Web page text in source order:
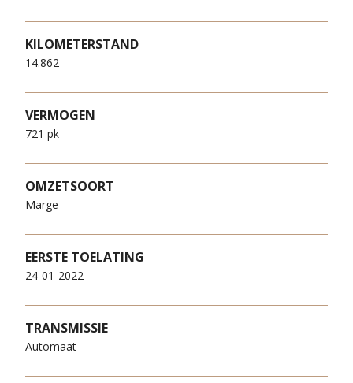
KILOMETERSTAND
14.862
VERMOGEN
721 pk
OMZETSOORT
Marge
EERSTE TOELATING
24-01-2022
TRANSMISSIE
Automaat